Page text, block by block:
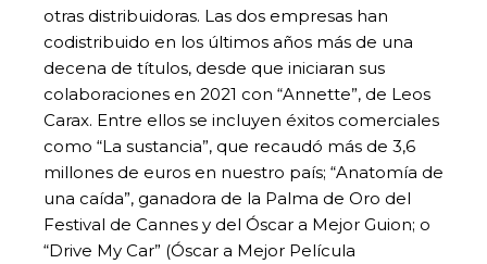
otras distribuidoras. Las dos empresas han
codistribuido en los últimos años más de una
decena de títulos, desde que iniciaran sus
colaboraciones en 2021 con “Annette”, de Leos
Carax. Entre ellos se incluyen éxitos comerciales
como “La sustancia”, que recaudó más de 3,6
millones de euros en nuestro país; “Anatomía de
una caída”, ganadora de la Palma de Oro del
Festival de Cannes y del Óscar a Mejor Guion; o
“Drive My Car” (Óscar a Mejor Película